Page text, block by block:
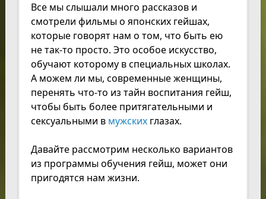
Все мы слышали много рассказов и
смотрели фильмы о японских гейшах,
которые говорят нам о том, что быть ею
не так-то просто. Это особое искусство,
обучают которому в специальных школах.
А можем ли мы, современные женщины,
перенять что-то из тайн воспитания гейш,
чтобы быть более притягательными и
сексуальными в мужскихглазах.
Давайте рассмотрим несколько вариантов
из программы обучения гейш, может они
пригодятся нам жизни.